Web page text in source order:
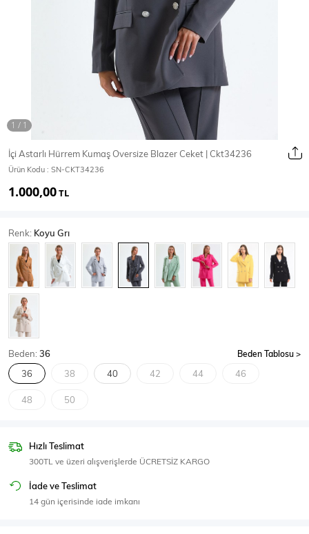
Mont & Kaban Yağmurluk
T-Shirt
Body Atlet Crop & Büstiyer
SPOR GİYİM
Eşofman Üstü
İçi Astarlı Hürrem Kumaş Oversize Blazer Ceket | Ckt34236
Ürün Kodu : SN-CKT34236
1.000,00TL
Renk: Koyu Grı
Beden:36 Beden Tablosu
36 38 40 42 44 46
48 50
Hızlı Teslimat
300TL ve üzeri alışverişlerde ÜCRETSİZ KARGO
İade ve Teslimat
14 gün içerisinde iade imkanı